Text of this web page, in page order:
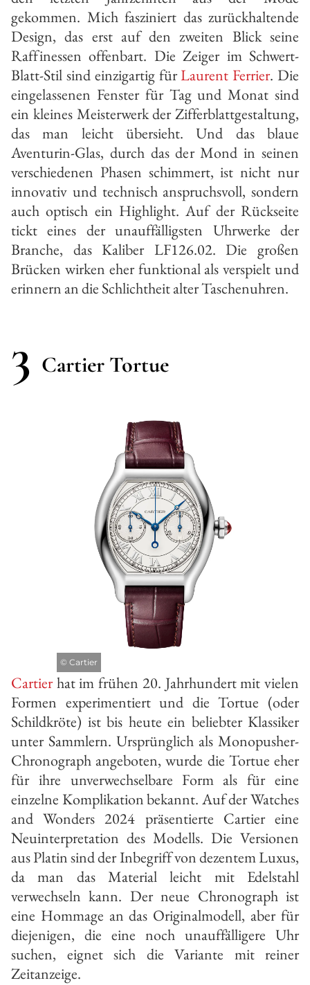
gekommen. Mich fasziniert das zurückhaltende
Design, das erst auf den zweiten Blick seine
Raffinessen offenbart. Die Zeiger im Schwert-
Blatt-Stil sind einzigartig fürLaurent Ferrier. Die
eingelassenen Fenster für Tag und Monat sind
ein kleines Meisterwerk der Zifferblattgestaltung,
das man leicht übersieht. Und das blaue
Aventurin-Glas, durch das der Mond in seinen
verschiedenen Phasen schimmert, ist nicht nur
innovativ und technisch anspruchsvoll, sondern
auch optisch ein Highlight. Auf der Rückseite
tickt eines der unauffälligsten Uhrwerke der
Branche, das Kaliber LF126.02. Die großen
Brücken wirken eher funktional als verspielt und
erinnern an die Schlichtheit alter Taschenuhren.
3 Cartier Tortue
© Cartier
Cartierhat im frühen 20. Jahrhundert mit vielen
Formen experimentiert und die Tortue (oder
Schildkröte) ist bis heute ein beliebter Klassiker
unter Sammlern. Ursprünglich als Monopusher-
Chronograph angeboten, wurde die Tortue eher
für ihre unverwechselbare Form als für eine
einzelne Komplikation bekannt. Auf der Watches
and Wonders 2024 präsentierte Cartier eine
Neuinterpretation des Modells. Die Versionen
aus Platin sind der Inbegriff von dezentem Luxus,
da man das Material leicht mit Edelstahl
verwechseln kann. Der neue Chronograph ist
eine Hommage an das Originalmodell, aber für
diejenigen, die eine noch unauffälligere Uhr
suchen, eignet sich die Variante mit reiner
Zeitanzeige.